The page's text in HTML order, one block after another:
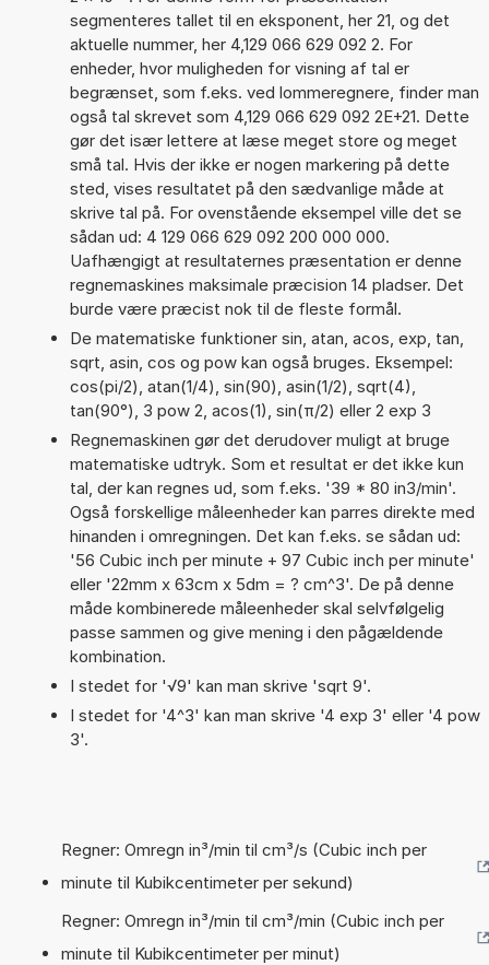
segmenteres tallet til en eksponent, her 21, og det
aktuelle nummer, her 4,129 066 629 092 2. For
enheder, hvor muligheden for visning af tal er
begrænset, som f.eks. ved lommeregnere, finder man
også tal skrevet som 4,129 066 629 092 2E+21. Dette
gør det især lettere at læse meget store og meget
små tal. Hvis der ikke er nogen markering på dette
sted, vises resultatet på den sædvanlige måde at
skrive tal på. For ovenstående eksempel ville det se
sådan ud: 4 129 066 629 092 200 000 000.
Uafhængigt at resultaternes præsentation er denne
regnemaskines maksimale præcision 14 pladser. Det
burde være præcist nok til de fleste formål.
De matematiske funktioner sin, atan, acos, exp, tan,
sqrt, asin, cos og pow kan også bruges. Eksempel:
cos(pi/2), atan(1/4), sin(90), asin(1/2), sqrt(4),
tan(90°), 3 pow 2, acos(1), sin(π/2) eller 2 exp 3
Regnemaskinen gør det derudover muligt at bruge
matematiske udtryk. Som et resultat er det ikke kun
tal, der kan regnes ud, som f.eks. '39 * 80 in3/min'.
Også forskellige måleenheder kan parres direkte med
hinanden i omregningen. Det kan f.eks. se sådan ud:
'56 Cubic inch per minute + 97 Cubic inch per minute'
eller '22mm x 63cm x 5dm = ? cm^3'. De på denne
måde kombinerede måleenheder skal selvfølgelig
passe sammen og give mening i den pågældende
kombination.
I stedet for '√9' kan man skrive 'sqrt 9'.
I stedet for '4^3' kan man skrive '4 exp 3' eller '4 pow
3'.
Regner: Omregn in³/min til cm³/s (Cubic inch per
minute til Kubikcentimeter per sekund)
Regner: Omregn in³/min til cm³/min (Cubic inch per
minute til Kubikcentimeter per minut)